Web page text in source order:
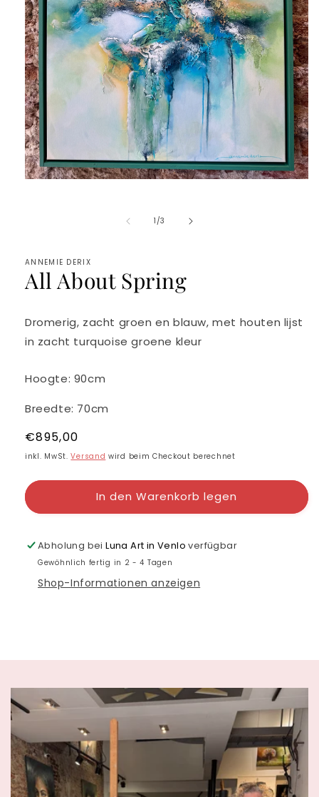
1/von
3
ANNEMIE DERIX
All About Spring
Dromerig, zacht groen en blauw, met houten lijst
in zacht turquoise groene kleur
Hoogte: 90cm
Breedte: 70cm
Normaler
Preis
€895,00
inkl. MwSt.Versand wird beim Checkout berechnet
In den Warenkorb legen
Abholung beiLuna Art in Venlo verfügbar
Gewöhnlich fertig in 2 - 4 Tagen
Shop-Informationen anzeigen